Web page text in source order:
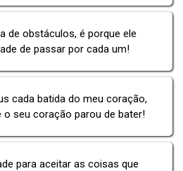
de obstáculos, é porque ele
de passar por cada um!
cada batida do meu coração,
seu coração parou de bater!
para aceitar as coisas que